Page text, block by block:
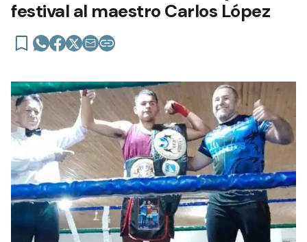
festival al maestro Carlos López